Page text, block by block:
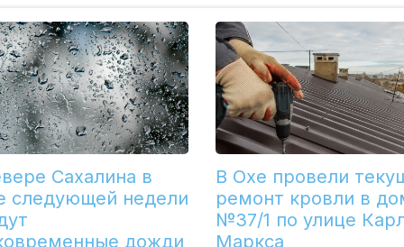
Сахалина в
следующей недели
дожди
В Охе провели
ремонт кровли в
№37/1 по улице
Маркса